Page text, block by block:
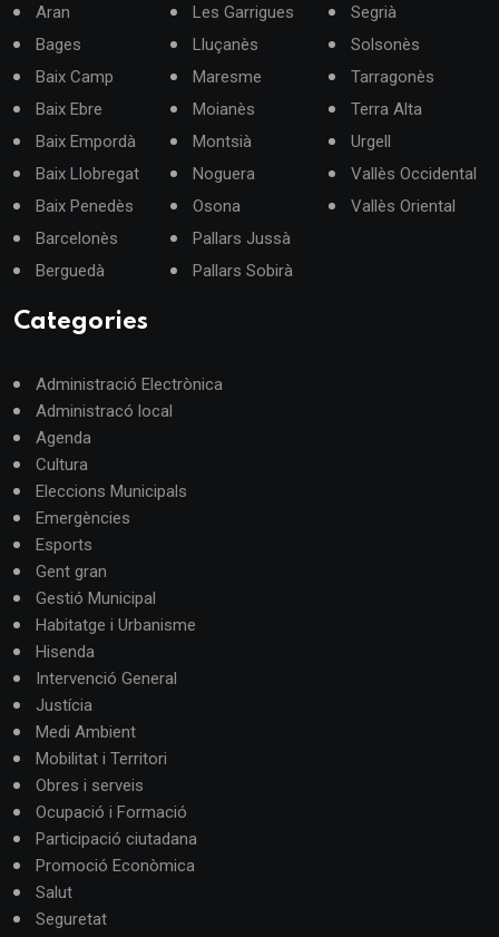
Aran
Bages
Baix Camp
Baix Ebre
Baix Empordà
Baix Llobregat
Baix Penedès
Barcelonès
Berguedà
Les Garrigues
Lluçanès
Maresme
Moianès
Montsià
Noguera
Osona
Pallars Jussà
Pallars Sobirà
Segrià
Solsonès
Tarragonès
Terra Alta
Urgell
Vallès Occidental
Vallès Oriental
Categories
Administració Electrònica
Administracó local
Agenda
Cultura
Eleccions Municipals
Emergències
Esports
Gent gran
Gestió Municipal
Habitatge i Urbanisme
Hisenda
Intervenció General
Justícia
Medi Ambient
Mobilitat i Territori
Obres i serveis
Ocupació i Formació
Participació ciutadana
Promoció Econòmica
Salut
Seguretat